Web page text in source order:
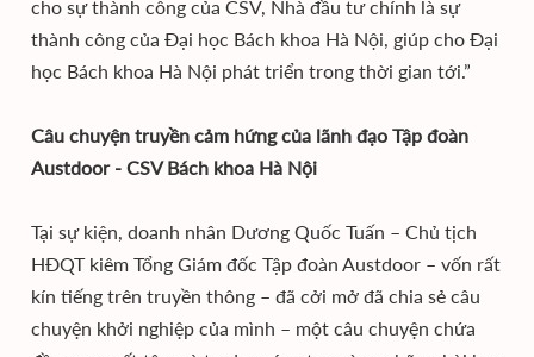
cho sự thành công của CSV, Nhà đầu tư chính là sự
thành công của Đại học Bách khoa Hà Nội, giúp cho Đại
học Bách khoa Hà Nội phát triển trong thời gian tới.”
Câu chuyện truyền cảm hứng của lãnh đạo Tập đoàn
Austdoor - CSV Bách khoa Hà Nội
Tại sự kiện, doanh nhân Dương Quốc Tuấn – Chủ tịch
HĐQT kiêm Tổng Giám đốc Tập đoàn Austdoor – vốn rất
kín tiếng trên truyền thông – đã cởi mở đã chia sẻ câu
chuyện khởi nghiệp của mình – một câu chuyện chứa